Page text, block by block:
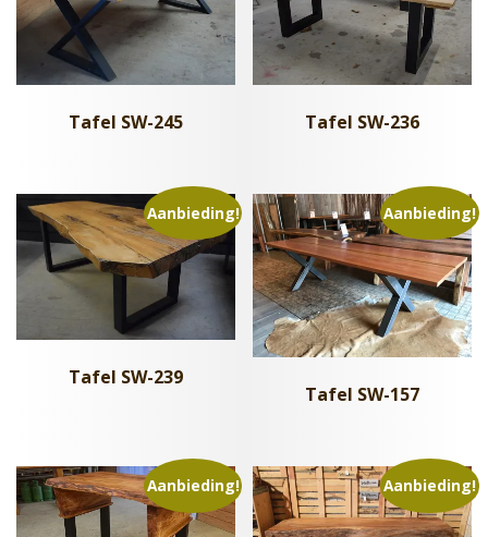
Tafel SW-245 Tafel SW-236
Aanbieding!
Tafel SW-239
Aanbieding!
Tafel SW-157
Aanbieding! Aanbieding!